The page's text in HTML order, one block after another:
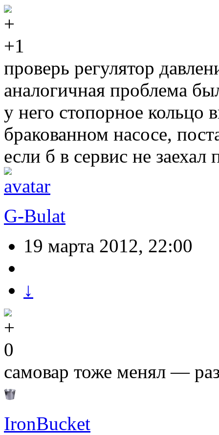
+1
проверь регулятор
аналогичная проблема
у него стопорное кольцо
бракованном насосе,
если б в сервис не
G-Bulat
19 марта 2012, 22:00
↓
0
самовар тоже менял —
IronBucket